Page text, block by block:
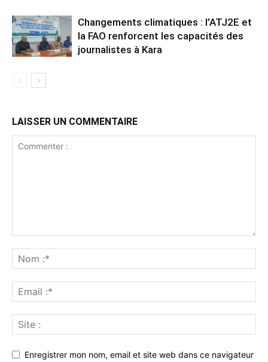
Changements climatiques : l’ATJ2E et
la FAO renforcent les capacités des
journalistes à Kara
LAISSER UN COMMENTAIRE
Enregistrer mon nom, email et site web dans ce navigateur